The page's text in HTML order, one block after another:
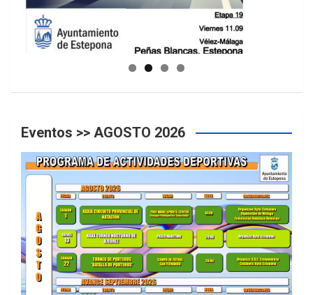
GUIA DE INSTALACIONES DEPORTIVAS
Eventos >> AGOSTO 2026